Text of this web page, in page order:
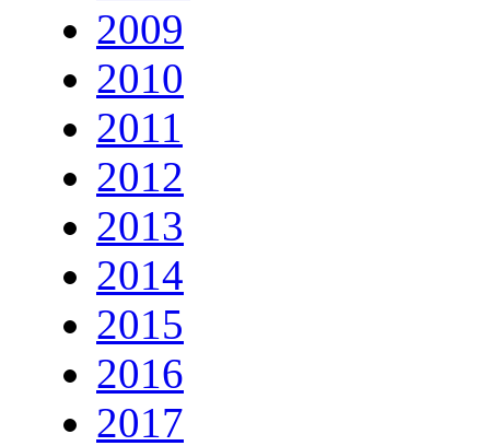
2009
2010
2011
2012
2013
2014
2015
2016
2017